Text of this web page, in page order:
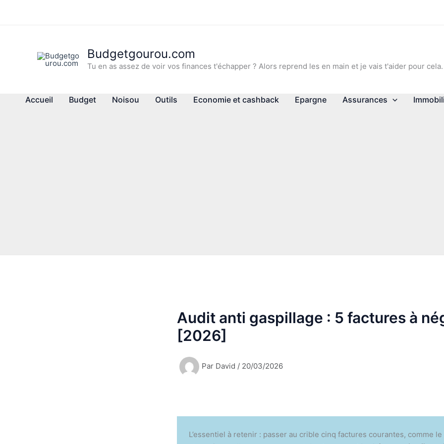
Budgetgourou.com
Tu en as assez de voir vos finances t'échapper ? Alors reprend les en main et je vais t'aider pour cela.
Accueil Budget Noisou Outils Economie et cashback Epargne Assurances
Audit anti gaspillage : 5 factures à
[2026]
Par David / 20/03/2026
L’essentiel à retenir : passer au crible cinq factures courantes, comme le